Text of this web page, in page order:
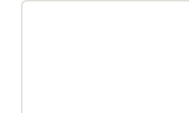
Komentar
Nama
Surel
Situs